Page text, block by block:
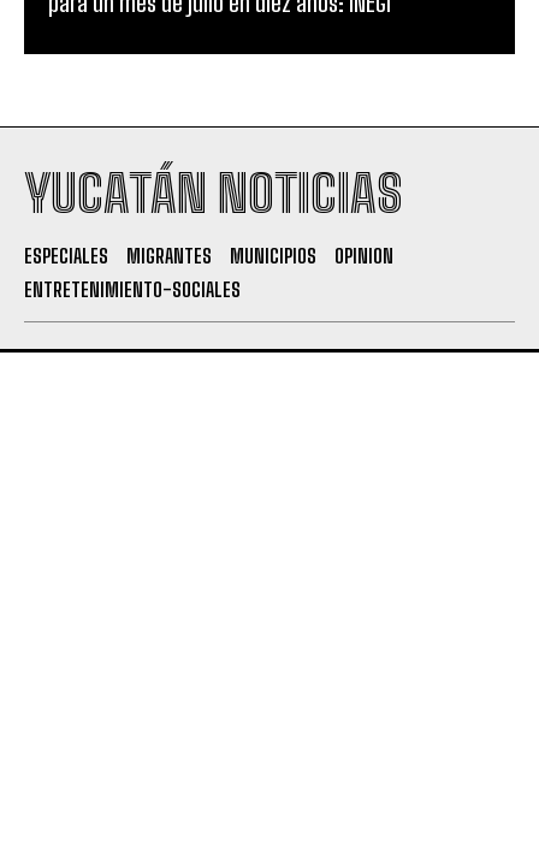
YUCATÁN NOTICIAS
ESPECIALES MIGRANTES MUNICIPIOS
OPINION
ENTRETENIMIENTO-SOCIALES